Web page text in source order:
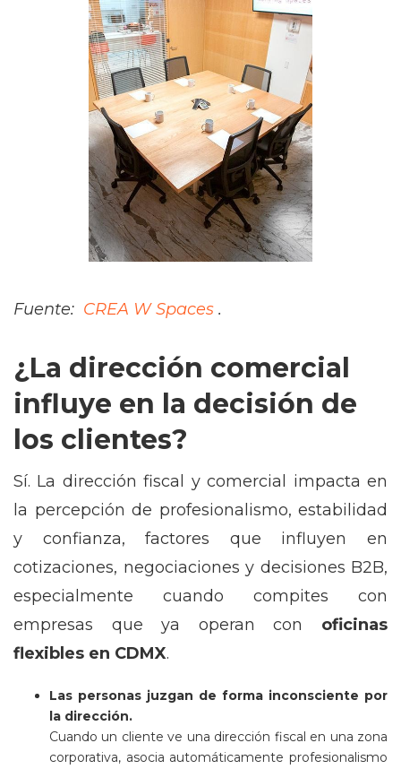
Fuente: CREA W Spaces .
¿La dirección comercial
influye en la decisión de
los clientes?
Sí. La dirección fiscal y comercial impacta en
la percepción de profesionalismo, estabilidad
y confianza, factores que influyen en
cotizaciones, negociaciones y decisiones B2B,
especialmente cuando compites con
empresas que ya operan con oficinas
flexibles en CDMX.
Las personas juzgan de forma inconsciente por
la dirección.
Cuando un cliente ve una dirección fiscal en una zona
corporativa, asocia automáticamente profesionalismo